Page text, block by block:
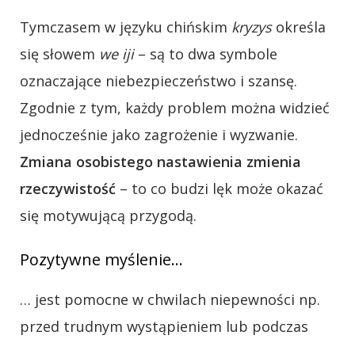
Tymczasem w języku chińskim kryzysokreśla
się słowem we iji– są to dwa symbole
oznaczające niebezpieczeństwo i szansę.
Zgodnie z tym, każdy problem można widzieć
jednocześnie jako zagrożenie i wyzwanie.
Zmiana osobistego nastawienia zmienia
rzeczywistość – to co budzi lęk może okazać
się motywującą przygodą.
Pozytywne myślenie…
… jest pomocne w chwilach niepewności np.
przed trudnym wystąpieniem lub podczas